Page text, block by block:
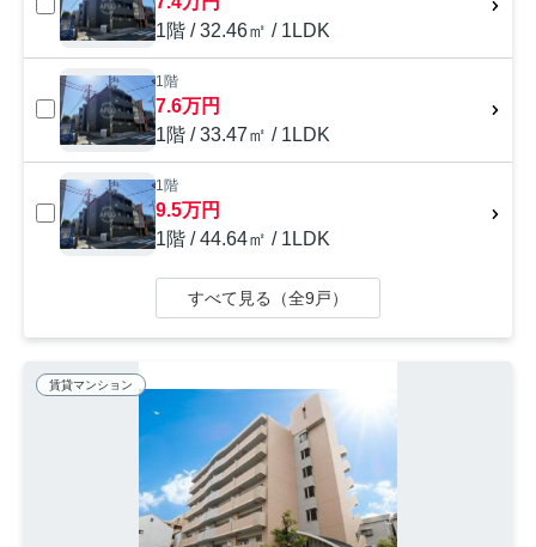
1階 / 32.46㎡ / 1LDK
1階
7.6万円
1階 / 33.47㎡ / 1LDK
1階
9.5万円
1階 / 44.64㎡ / 1LDK
すべて見る（全9戸）
賃貸マンション